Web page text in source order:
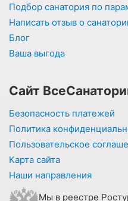
Подбор санатория по
Написать отзыв о
Блог
Ваша выгода
Сайт
Безопасность платежей
Политика
Пользовательское
Карта сайта
Наши направления
Мы в реестре